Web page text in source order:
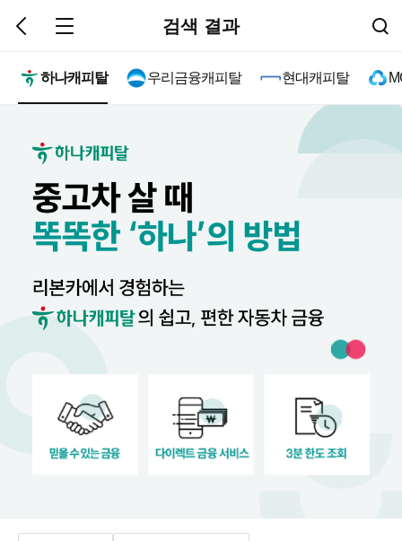
검색 결과
하나캐피탈 우리금융캐피탈 현대캐피탈